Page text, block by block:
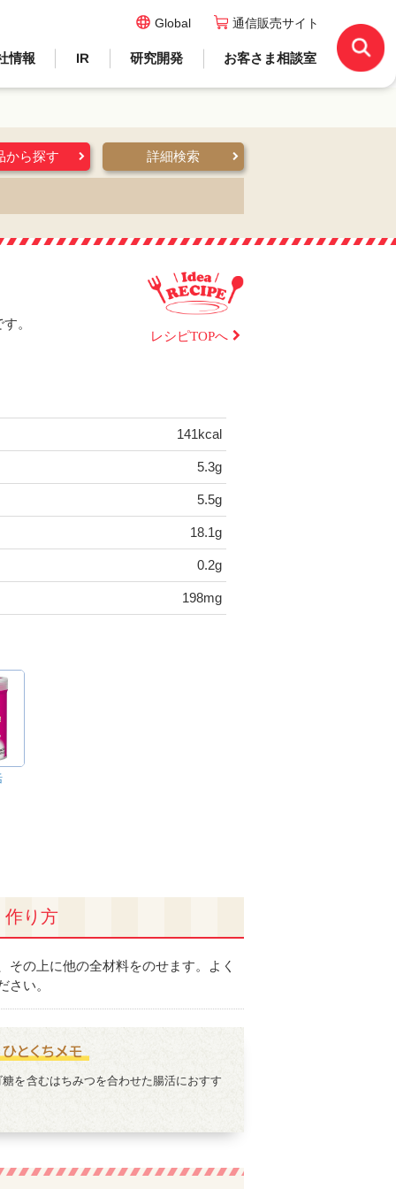
情報 IR 研究開発 お客さま相談室
Global 通信販売サイト
から探す 詳細検索
。
レシピTOPへ
141kcal
5.3g
5.5g
18.1g
0.2g
198mg
作り方
その上に他の全材料をのせます。よく
さい。
を含むはちみつを合わせた腸活におすす